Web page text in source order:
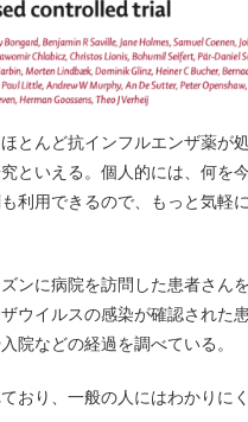
とんど抗インフルエンザ薬が
といえる。個人的には、何を
利用できるので、もっと気軽
ンに病院を訪問した患者さん
ウイルスの感染が確認された
院などの経過を調べている。
おり、一般の人にはわかりに